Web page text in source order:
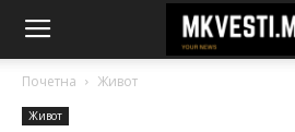
Почетна Живот
Живот